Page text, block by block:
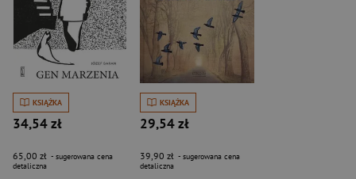
KSIĄŻKA
34,54 zł
65,00 zł - sugerowana cena
detaliczna
KSIĄŻKA
29,54 zł
39,90 zł - sugerowana cena
detaliczna